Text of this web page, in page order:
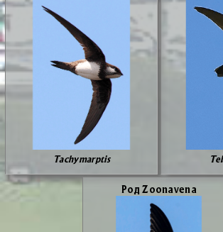
Tachymarptis
Род Zoonavena